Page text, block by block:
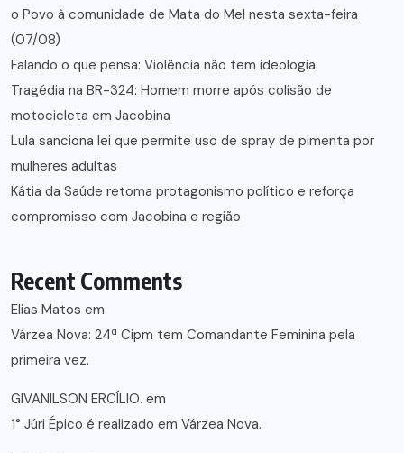
o Povo à comunidade de Mata do Mel nesta sexta-feira
(07/08)
Falando o que pensa: Violência não tem ideologia.
Tragédia na BR-324: Homem morre após colisão de
motocicleta em Jacobina
Lula sanciona lei que permite uso de spray de pimenta por
mulheres adultas
Kátia da Saúde retoma protagonismo político e reforça
compromisso com Jacobina e região
Recent Comments
Elias Matos em
Várzea Nova: 24ª Cipm tem Comandante Feminina pela
primeira vez.
GIVANILSON ERCÍLIO. em
1° Júri Épico é realizado em Várzea Nova.